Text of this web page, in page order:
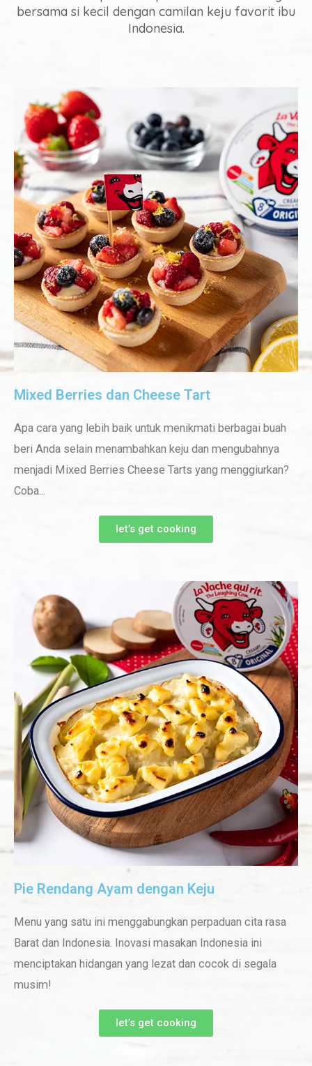
bersama si kecil dengan camilan keju favorit ibu
Indonesia.
Mixed Berries dan Cheese Tart
Apa cara yang lebih baik untuk menikmati berbagai buah
beri Anda selain menambahkan keju dan mengubahnya
menjadi Mixed Berries Cheese Tarts yang menggiurkan?
Coba...
let’s get cooking
Pie Rendang Ayam dengan Keju
Menu yang satu ini menggabungkan perpaduan cita rasa
Barat dan Indonesia. Inovasi masakan Indonesia ini
menciptakan hidangan yang lezat dan cocok di segala
musim!
let’s get cooking